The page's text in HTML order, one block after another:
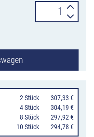
Klappbake
FlashMax
Synchro
LED
Blitz
1seitig
gelb,
2 Stück
307,33 €
4 Stück
304,19 €
8 Stück
297,92 €
10 Stück
294,78 €